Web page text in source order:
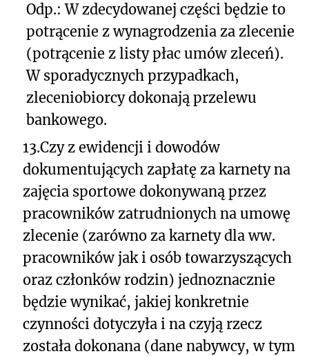
Odp.: W zdecydowanej części będzie to
potrącenie z wynagrodzenia za zlecenie
(potrącenie z listy płac umów zleceń).
W sporadycznych przypadkach,
zleceniobiorcy dokonają przelewu
bankowego.
13.Czy z ewidencji i dowodów
dokumentujących zapłatę za karnety na
zajęcia sportowe dokonywaną przez
pracowników zatrudnionych na umowę
zlecenie (zarówno za karnety dla ww.
pracowników jak i osób towarzyszących
oraz członków rodzin) jednoznacznie
będzie wynikać, jakiej konkretnie
czynności dotyczyła i na czyją rzecz
została dokonana (dane nabywcy, w tym